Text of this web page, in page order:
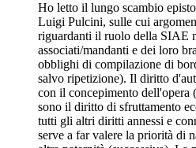
Ho letto il lungo scambio
Luigi Pulcini, sulle cui
riguardanti il ruolo della SIAE
associati/mandanti e dei loro
obblighi di compilazione di
salvo ripetizione). Il diritto
con il concepimento
sono il diritto di sfruttamento
tutti gli altri diritti annessi e
serve a far valere la priorità di